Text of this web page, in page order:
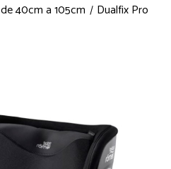
de 40cm a 105cm
Dualfix Pro